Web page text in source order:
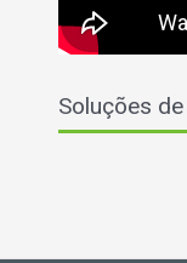
Soluções